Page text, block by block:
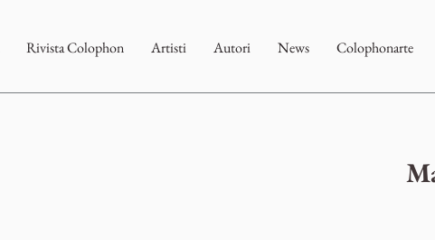
Rivista Colophon Artisti Autori News Colophonarte